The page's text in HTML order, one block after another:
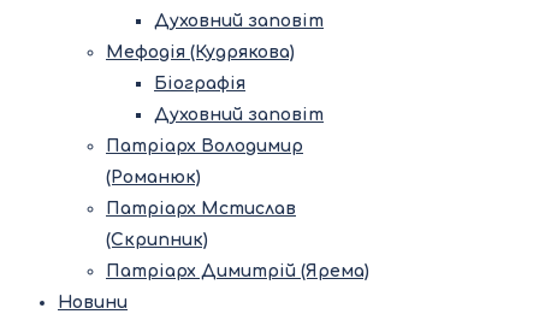
Духовний заповіт
Мефодія (Кудрякова)
Біографія
Духовний заповіт
Патріарх Володимир
(Романюк)
Патріарх Мстислав
(Скрипник)
Патріарх Димитрій (Ярема)
Новини